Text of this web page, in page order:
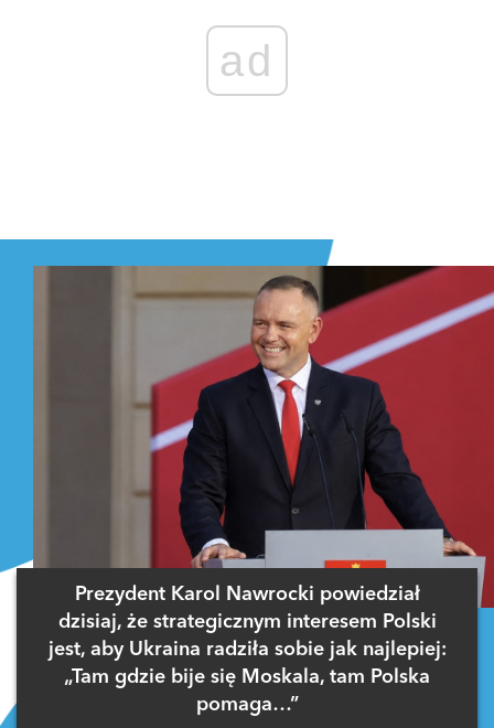
ad
Prezydent Karol Nawrocki powiedział
dzisiaj, że strategicznym interesem Polski
jest, aby Ukraina radziła sobie jak najlepiej:
„Tam gdzie bije się Moskala, tam Polska
pomaga…”